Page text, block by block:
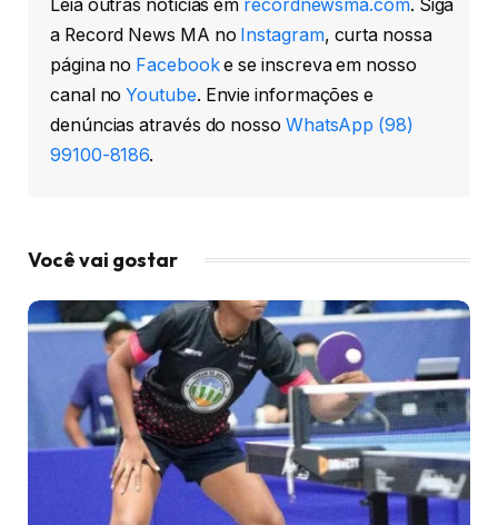
Leia outras notícias em recordnewsma.com. Siga
a Record News MA no Instagram, curta nossa
página no Facebooke se inscreva em nosso
canal noYoutube. Envie informações e
denúncias através do nosso WhatsApp (98)
99100-8186.
Você vai gostar